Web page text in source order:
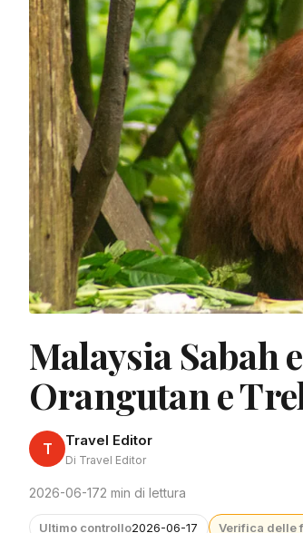
Malaysia Sabah
Orangutan e
T Travel Editor
Di Travel Editor
2026-06-172 min di lettura
Ultimo controllo2026-06-17 Verifica delle